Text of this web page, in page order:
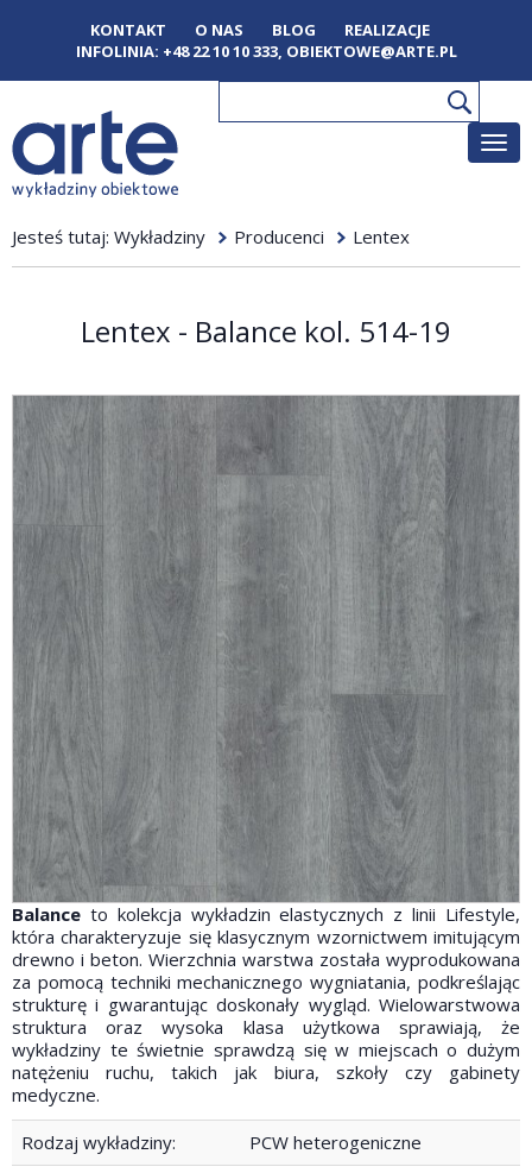
KONTAKT O NAS BLOG
REALIZACJE
INFOLINIA: +48 22 10 10 333, OBIEKTOWE@ARTE.PL
Jesteś tutaj: Wykładziny Producenci Lentex
Lentex - Balance kol. 514-19
Balance to kolekcja wykładzin elastycznych z linii Lifestyle,
która charakteryzuje się klasycznym wzornictwem imitującym
drewno i beton. Wierzchnia warstwa została wyprodukowana
za pomocą techniki mechanicznego wygniatania, podkreślając
strukturę i gwarantując doskonały wygląd. Wielowarstwowa
struktura oraz wysoka klasa użytkowa sprawiają, że
wykładziny te świetnie sprawdzą się w miejscach o dużym
natężeniu ruchu, takich jak biura, szkoły czy gabinety
medyczne.
Rodzaj wykładziny:
PCW heterogeniczne